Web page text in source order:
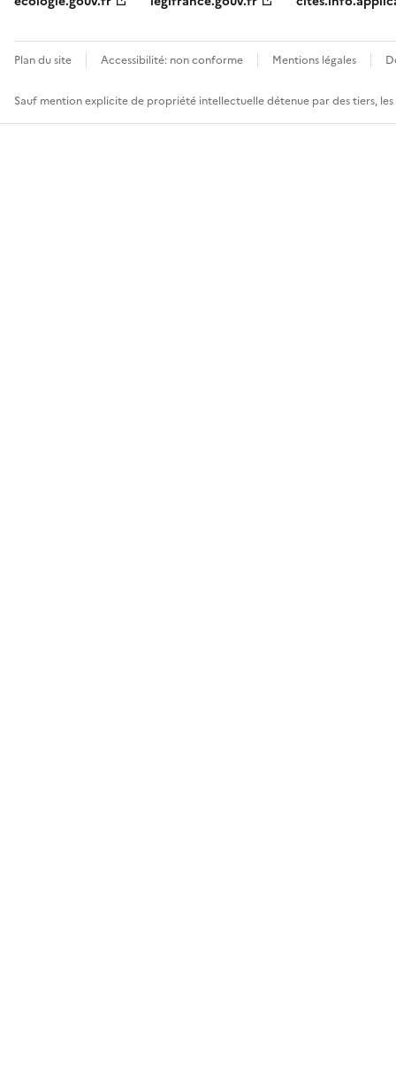
Plan du site Accessibilité: non conforme Mentions légales
Sauf mention explicite de propriété intellectuelle détenue par des tiers,